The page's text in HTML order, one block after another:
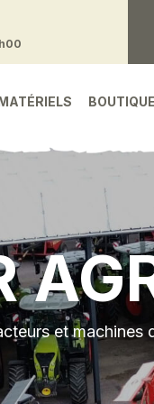
BOUTIQUE
et machines